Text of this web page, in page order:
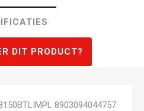
DIT PRODUCT?
8903094044757